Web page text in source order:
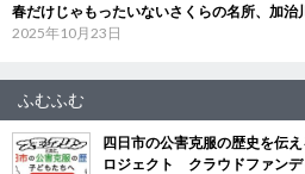
春だけじゃもったいないさくらの名所、加治
2025年10月23日
ふむふむ
四日市の公害克服の歴史を伝
ロジェクト クラウドファン